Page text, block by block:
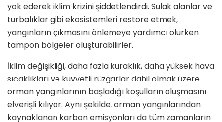
yok ederek iklim krizini şiddetlendirdi. Sulak alanlar ve
turbalıklar gibi ekosistemleri restore etmek,
yangınların çıkmasını önlemeye yardımcı olurken
tampon bölgeler oluşturabilirler.
İklim değişikliği, daha fazla kuraklık, daha yüksek hava
sıcaklıkları ve kuvvetli rüzgarlar dahil olmak üzere
orman yangınlarının başladığı koşulların oluşmasını
elverişli kılıyor. Aynı şekilde, orman yangınlarından
kaynaklanan karbon emisyonları da tüm zamanların